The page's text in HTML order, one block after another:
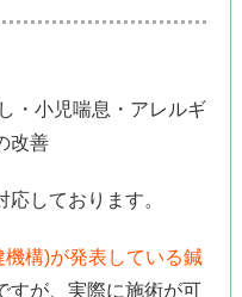
・小児喘息・アレルギ
改善
しております。
機構)が発表している鍼
すが、実際に施術が可